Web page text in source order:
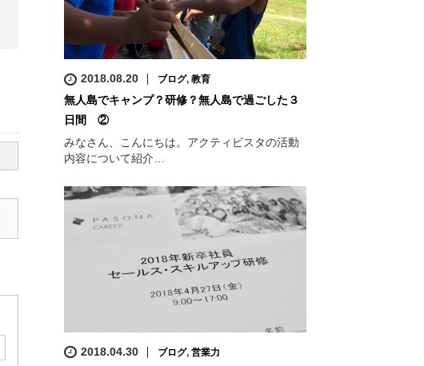
2018.08.20 ブログ, 教育
無人島でキャンプ？研修？無人島で過ごした３
日間 ②
みなさん、こんにちは。アクティビスタの活動
内容について紹介…
2018.04.30 ブログ, 営業力